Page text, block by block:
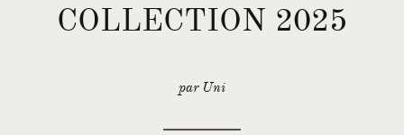
COLLECTION 2025
par Uni